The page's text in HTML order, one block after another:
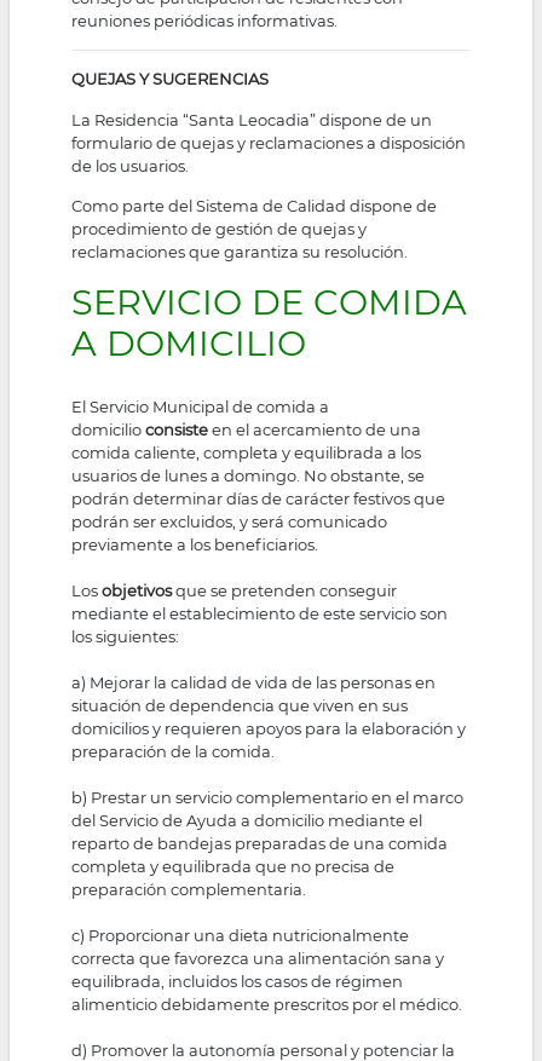
reuniones periódicas informativas.
QUEJAS Y SUGERENCIAS
La Residencia “Santa Leocadia” dispone de un
formulario de quejas y reclamaciones a disposición
de los usuarios.
Como parte del Sistema de Calidad dispone de
procedimiento de gestión de quejas y
reclamaciones que garantiza su resolución.
SERVICIO DE COMIDA
A DOMICILIO
El Servicio Municipal de comida a
domicilioconsisteen el acercamiento de una
comida caliente, completa y equilibrada a los
usuarios de lunes a domingo. No obstante, se
podrán determinar días de carácter festivos que
podrán ser excluidos, y será comunicado
previamente a los beneficiarios.
Losobjetivosque se pretenden conseguir
mediante el establecimiento de este servicio son
los siguientes:
a) Mejorar la calidad de vida de las personas en
situación de dependencia que viven en sus
domicilios y requieren apoyos para la elaboración y
preparación de la comida.
b) Prestar un servicio complementario en el marco
del Servicio de Ayuda a domicilio mediante el
reparto de bandejas preparadas de una comida
completa y equilibrada que no precisa de
preparación complementaria.
c) Proporcionar una dieta nutricionalmente
correcta que favorezca una alimentación sana y
equilibrada, incluidos los casos de régimen
alimenticio debidamente prescritos por el médico.
d) Promover la autonomía personal y potenciar la